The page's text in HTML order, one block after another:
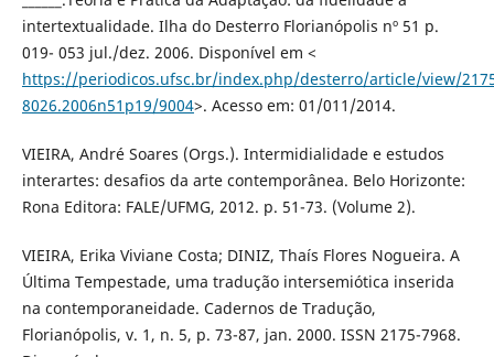
intertextualidade. Ilha do Desterro Florianópolis nº 51 p.
019- 053 jul./dez. 2006. Disponível em <
https://periodicos.ufsc.br/index.php/desterro/article/view/
8026.2006n51p19/9004>. Acesso em: 01/011/2014.
VIEIRA, André Soares (Orgs.). Intermidialidade e estudos
interartes: desafios da arte contemporânea. Belo Horizonte:
Rona Editora: FALE/UFMG, 2012. p. 51-73. (Volume 2).
VIEIRA, Erika Viviane Costa; DINIZ, Thaís Flores Nogueira. A
Última Tempestade, uma tradução intersemiótica inserida
na contemporaneidade. Cadernos de Tradução,
Florianópolis, v. 1, n. 5, p. 73-87, jan. 2000. ISSN 2175-7968.